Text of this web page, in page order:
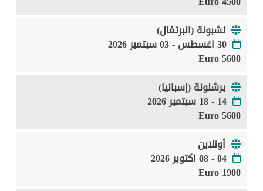
لشبونة (البرتغال)
30 اغسطس - 03 سبتمبر 2026
5600 Euro
برشلونة (إسبانيا)
14 - 18 سبتمبر 2026
5600 Euro
أونلاين
04 - 08 اكتوبر 2026
1900 Euro